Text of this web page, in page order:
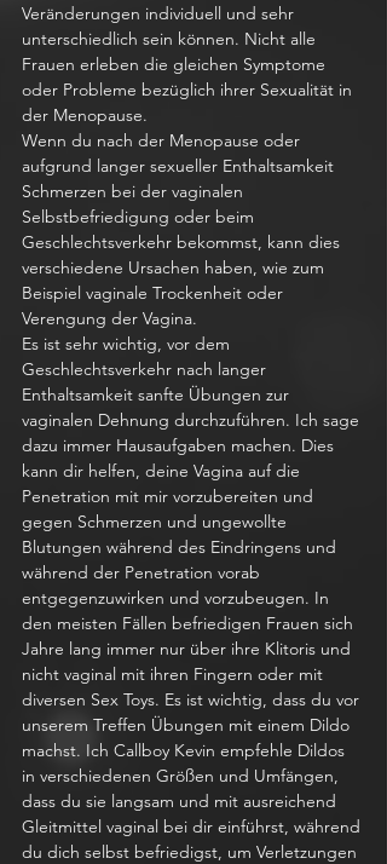
Veränderungen individuell und sehr
unterschiedlich sein können. Nicht alle
Frauen erleben die gleichen Symptome
oder Probleme bezüglich ihrer Sexualität in
der Menopause.
Wenn du nach der Menopause oder
aufgrund langer sexueller Enthaltsamkeit
Schmerzen bei der vaginalen
Selbstbefriedigung oder beim
Geschlechtsverkehr bekommst, kann dies
verschiedene Ursachen haben, wie zum
Beispiel vaginale Trockenheit oder
Verengung der Vagina.
Es ist sehr wichtig, vor dem
Geschlechtsverkehr nach langer
Enthaltsamkeit sanfte Übungen zur
vaginalen Dehnung durchzuführen. Ich sage
dazu immer Hausaufgaben machen. Dies
kann dir helfen, deine Vagina auf die
Penetration mit mir vorzubereiten und
gegen Schmerzen und ungewollte
Blutungen während des Eindringens und
während der Penetration vorab
entgegenzuwirken und vorzubeugen. In
den meisten Fällen befriedigen Frauen sich
Jahre lang immer nur über ihre Klitoris und
nicht vaginal mit ihren Fingern oder mit
diversen Sex Toys. Es ist wichtig, dass du vor
unserem Treffen Übungen mit einem Dildo
machst. Ich Callboy Kevin empfehle Dildos
in verschiedenen Größen und Umfängen,
dass du sie langsam und mit ausreichend
Gleitmittel vaginal bei dir einführst, während
du dich selbst befriedigst, um Verletzungen